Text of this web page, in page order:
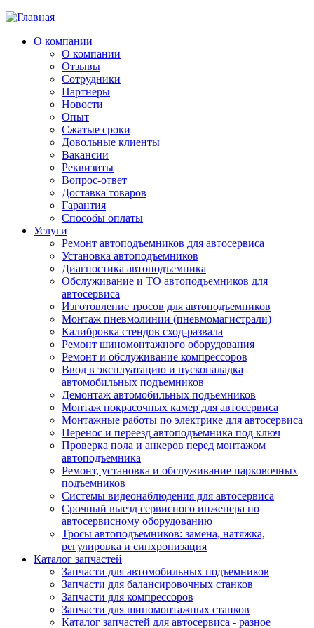
О компании
О компании
Отзывы
Сотрудники
Партнеры
Новости
Опыт
Сжатые сроки
Довольные клиенты
Вакансии
Реквизиты
Вопрос-ответ
Доставка товаров
Гарантия
Способы оплаты
Услуги
Ремонт автоподъемников для автосервиса
Установка автоподъемников
Диагностика автоподъемника
Обслуживание и ТО автоподъемников для
автосервиса
Изготовление тросов для автоподъемников
Монтаж пневмолинии (пневмомагистрали)
Калибровка стендов сход-развала
Ремонт шиномонтажного оборудования
Ремонт и обслуживание компрессоров
Ввод в эксплуатацию и пусконаладка
автомобильных подъемников
Демонтаж автомобильных подъемников
Монтаж покрасочных камер для автосервиса
Монтажные работы по электрике для автосервиса
Перенос и переезд автоподъемника под ключ
Проверка пола и анкеров перед монтажом
автоподъемника
Ремонт, установка и обслуживание парковочных
подъемников
Системы видеонаблюдения для автосервиса
Срочный выезд сервисного инженера по
автосервисному оборудованию
Тросы автоподъемников: замена, натяжка,
регулировка и синхронизация
Каталог запчастей
Запчасти для автомобильных подъемников
Запчасти для балансировочных станков
Запчасти для компрессоров
Запчасти для шиномонтажных станков
Каталог запчастей для автосервиса - разное